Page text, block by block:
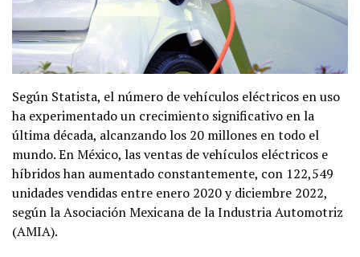
Según Statista, el número de vehículos eléctricos en uso
ha experimentado un crecimiento significativo en la
última década, alcanzando los 20 millones en todo el
mundo. En México, las ventas de vehículos eléctricos e
híbridos han aumentado constantemente, con 122,549
unidades vendidas entre enero 2020 y diciembre 2022,
según la Asociación Mexicana de la Industria Automotriz
(AMIA).